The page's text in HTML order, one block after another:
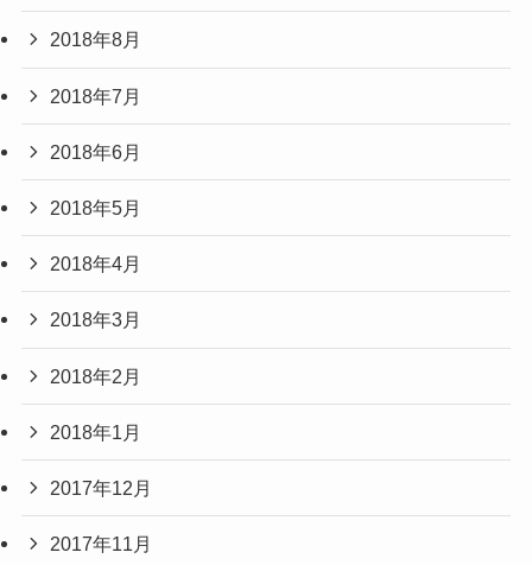
2018年8月
2018年7月
2018年6月
2018年5月
2018年4月
2018年3月
2018年2月
2018年1月
2017年12月
2017年11月